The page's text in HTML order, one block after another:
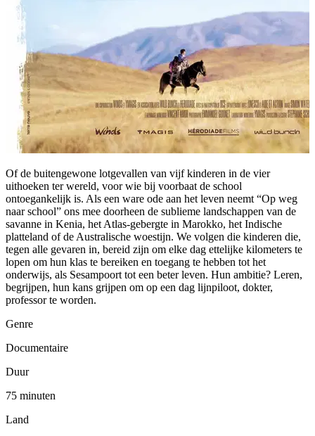
Of de buitengewone lotgevallen van vijf kinderen in de vier
uithoeken ter wereld, voor wie bij voorbaat de school
ontoegankelijk is. Als een ware ode aan het leven neemt “Op weg
naar school” ons mee doorheen de sublieme landschappen van de
savanne in Kenia, het Atlas-gebergte in Marokko, het Indische
platteland of de Australische woestijn. We volgen die kinderen die,
tegen alle gevaren in, bereid zijn om elke dag ettelijke kilometers te
lopen om hun klas te bereiken en toegang te hebben tot het
onderwijs, als Sesampoort tot een beter leven. Hun ambitie? Leren,
begrijpen, hun kans grijpen om op een dag lijnpiloot, dokter,
professor te worden.
Genre
Documentaire
Duur
75 minuten
Land